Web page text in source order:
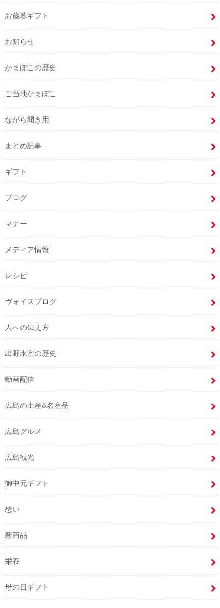
お歳暮ギフト
お知らせ
かまぼこの歴史
ご当地かまぼこ
ながら聞き用
まとめ記事
ギフト
ブログ
マナー
メディア情報
レシピ
ヴォイスブログ
人への伝え方
出野水産の歴史
動画配信
広島の土産&名産品
広島グルメ
広島観光
御中元ギフト
想い
新商品
栄養
母の日ギフト